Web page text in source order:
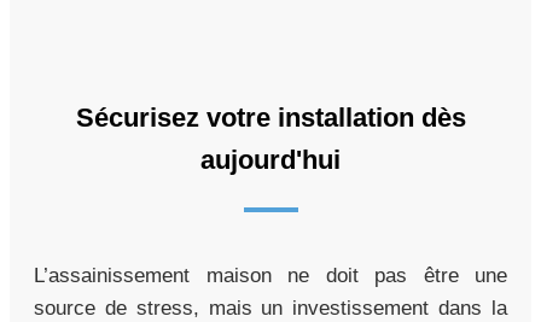
Sécurisez votre installation dès
aujourd'hui
L’assainissement maison ne doit pas être une
source de stress, mais un investissement dans la